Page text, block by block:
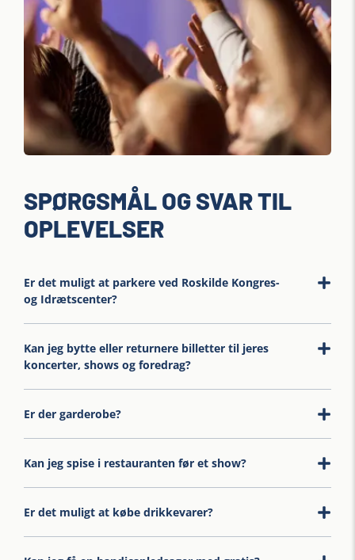
SPØRGSMÅL OG SVAR TIL
OPLEVELSER
Er det muligt at parkere ved Roskilde Kongres-
og Idrætscenter?
Kan jeg bytte eller returnere billetter til jeres
koncerter, shows og foredrag?
Er der garderobe?
Kan jeg spise i restauranten før et show?
Er det muligt at købe drikkevarer?